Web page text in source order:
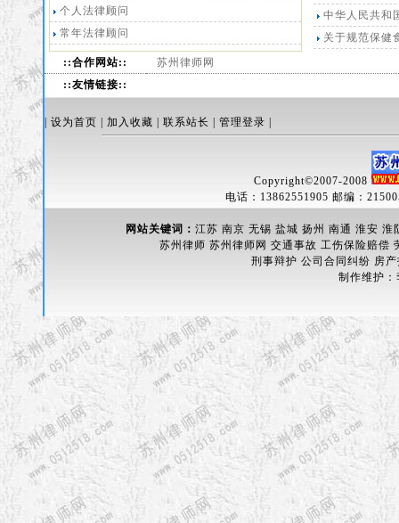
个人法律顾问
常年法律顾问
中华人民共和
关于规范保健
::合作网站::
苏州律师网
::友情链接::
设为首页 加入收藏 联系站长 管理登录
Copyright©2007-2008
电话：13862551905 邮编：
网站关键词： 江苏 南京 无锡 盐城 扬州 南通 淮安
苏州律师 苏州律师网 交通事故 工伤保险赔偿
刑事辩护 公司合同纠纷 房
制作维护：